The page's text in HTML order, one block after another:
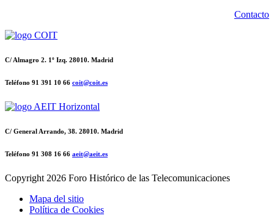
Contacto
C/ Almagro 2. 1º Izq. 28010. Madrid
Teléfono 91 391 10 66 coit@coit.es
C/ General Arrando, 38. 28010. Madrid
Teléfono 91 308 16 66 aeit@aeit.es
Copyright 2026 Foro Histórico de las Telecomunicaciones
Mapa del sitio
Política de Cookies